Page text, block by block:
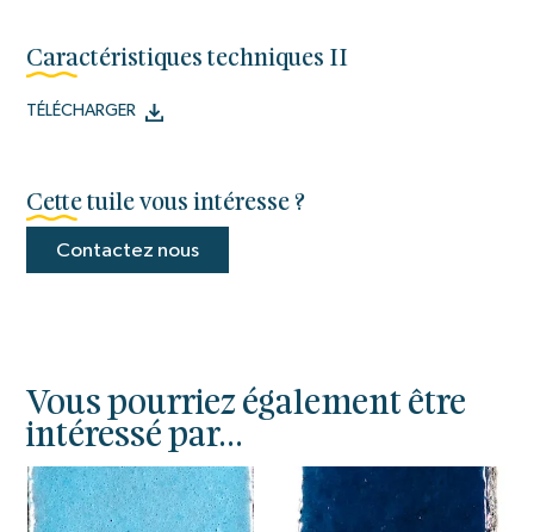
Caractéristiques techniques II
TÉLÉCHARGER
Cette tuile vous intéresse ?
Contactez nous
Vous pourriez également être
intéressé par...